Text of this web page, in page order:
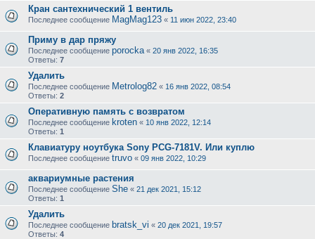
Кран сантехнический 1 вентиль
Последнее сообщение MagMag123 « 11 июн 2022, 23:40
Приму в дар пряжу
Последнее сообщение porocka « 20 янв 2022, 16:35
Ответы: 7
Удалить
Последнее сообщение Metrolog82 « 16 янв 2022, 08:54
Ответы: 2
Оперативную память с возвратом
Последнее сообщение kroten « 10 янв 2022, 12:14
Ответы: 1
Клавиатуру ноутбука Sony PCG-7181V. Или куплю
Последнее сообщение truvo « 09 янв 2022, 10:29
аквариумные растения
Последнее сообщение She « 21 дек 2021, 15:12
Ответы: 1
Удалить
Последнее сообщение bratsk_vi « 20 дек 2021, 19:57
Ответы: 4